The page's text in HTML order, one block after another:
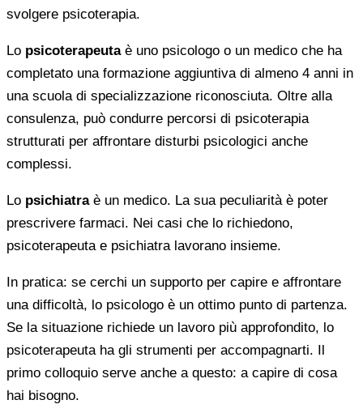
svolgere psicoterapia.
Lo psicoterapeutaè uno psicologo o un medico che ha
completato una formazione aggiuntiva di almeno 4 anni in
una scuola di specializzazione riconosciuta. Oltre alla
consulenza, può condurre percorsi di psicoterapia
strutturati per affrontare disturbi psicologici anche
complessi.
Lo psichiatraè un medico. La sua peculiarità è poter
prescrivere farmaci. Nei casi che lo richiedono,
psicoterapeuta e psichiatra lavorano insieme.
In pratica: se cerchi un supporto per capire e affrontare
una difficoltà, lo psicologo è un ottimo punto di partenza.
Se la situazione richiede un lavoro più approfondito, lo
psicoterapeuta ha gli strumenti per accompagnarti. Il
primo colloquio serve anche a questo: a capire di cosa
hai bisogno.